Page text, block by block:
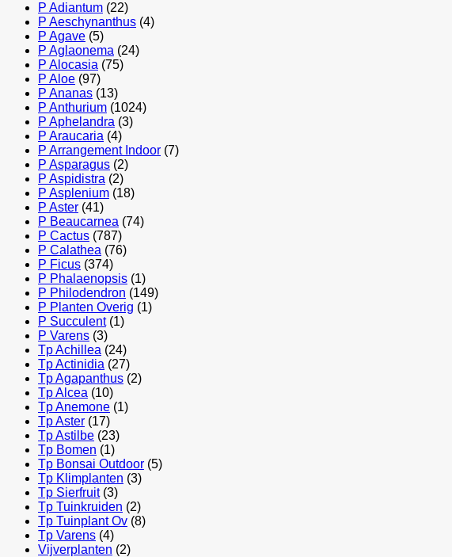
P Adiantum (22)
P Aeschynanthus (4)
P Agave (5)
P Aglaonema (24)
P Alocasia (75)
P Aloe (97)
P Ananas (13)
P Anthurium (1024)
P Aphelandra (3)
P Araucaria (4)
P Arrangement Indoor (7)
P Asparagus (2)
P Aspidistra (2)
P Asplenium (18)
P Aster (41)
P Beaucarnea (74)
P Cactus (787)
P Calathea (76)
P Ficus (374)
P Phalaenopsis (1)
P Philodendron (149)
P Planten Overig (1)
P Succulent (1)
P Varens (3)
Tp Achillea (24)
Tp Actinidia (27)
Tp Agapanthus (2)
Tp Alcea (10)
Tp Anemone (1)
Tp Aster (17)
Tp Astilbe (23)
Tp Bomen (1)
Tp Bonsai Outdoor (5)
Tp Klimplanten (3)
Tp Sierfruit (3)
Tp Tuinkruiden (2)
Tp Tuinplant Ov (8)
Tp Varens (4)
Vijverplanten (2)